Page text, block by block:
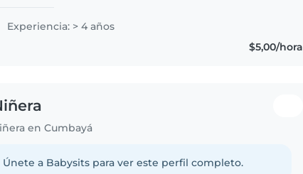
artísticas..
Experiencia: > 4 años
$5,00/hora
en Cumbayá
Únete a Babysits para ver este perfil completo.